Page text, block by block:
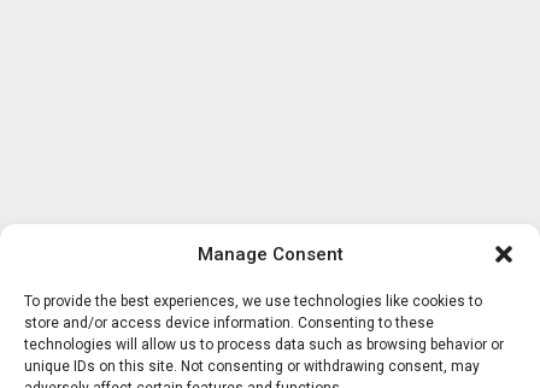
Manage Consent
To provide the best experiences, we use technologies like cookies to
store and/or access device information. Consenting to these
technologies will allow us to process data such as browsing behavior or
unique IDs on this site. Not consenting or withdrawing consent, may